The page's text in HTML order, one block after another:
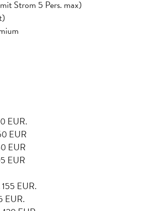
Strom 5 Pers. max)
EUR.
EUR
EUR
EUR
EUR.
EUR.